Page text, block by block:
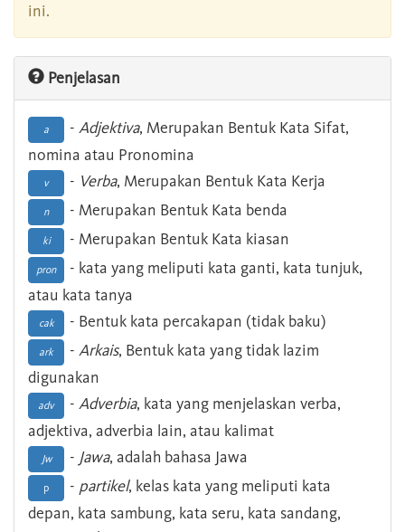
ini.
Penjelasan
a - Adjektiva, Merupakan Bentuk Kata Sifat,
nomina atau Pronomina
v - Verba, Merupakan Bentuk Kata Kerja
n - Merupakan Bentuk Kata benda
ki - Merupakan Bentuk Kata kiasan
pron
- kata yang meliputi kata ganti, kata tunjuk,
atau kata tanya
cak - Bentuk kata percakapan (tidak baku)
ark - Arkais, Bentuk kata yang tidak lazim
digunakan
adv - Adverbia, kata yang menjelaskan verba,
adjektiva, adverbia lain, atau kalimat
Jw - Jawa, adalah bahasa Jawa
p - partikel, kelas kata yang meliputi kata
depan, kata sambung, kata seru, kata sandang,